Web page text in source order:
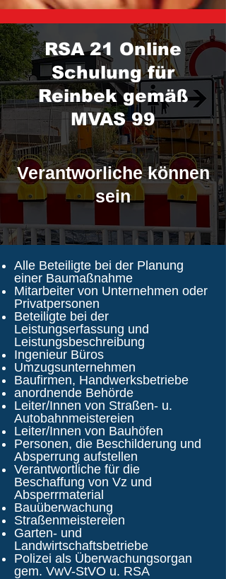
RSA 21 Online
Schulung für
Reinbek gemäß
MVAS 99
Verantworliche können
sein
Alle Beteiligte bei der Planung
einer Baumaßnahme
Mitarbeiter von Unternehmen oder
Privatpersonen
Beteiligte bei der
Leistungserfassung und
Leistungsbeschreibung
Ingenieur Büros
Umzugsunternehmen
Baufirmen, Handwerksbetriebe
anordnende Behörde
Leiter/Innen von Straßen- u.
Autobahnmeistereien
Leiter/Innen von Bauhöfen
Personen, die Beschilderung und
Absperrung aufstellen
Verantwortliche für die
Beschaffung von Vz und
Absperrmaterial
Bauüberwachung
Straßenmeistereien
Garten- und
Landwirtschaftsbetriebe
Polizei als Überwachungsorgan
gem. VwV-StVO u. RSA